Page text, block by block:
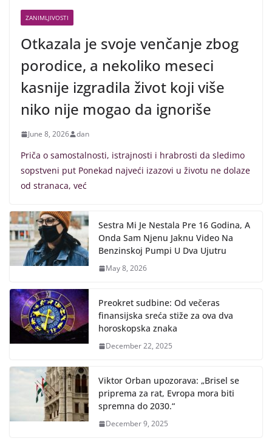
ZANIMLJIVOSTI
Otkazala je svoje venčanje zbog
porodice, a nekoliko meseci
kasnije izgradila život koji više
niko nije mogao da ignoriše
June 8, 2026 dan
Priča o samostalnosti, istrajnosti i hrabrosti da sledimo
sopstveni put Ponekad najveći izazovi u životu ne dolaze
od stranaca, već
Sestra Mi Je Nestala Pre 16 Godina, A
Onda Sam Njenu Jaknu Video Na
Benzinskoj Pumpi U Dva Ujutru
May 8, 2026
Preokret sudbine: Od večeras
finansijska sreća stiže za ova dva
horoskopska znaka
December 22, 2025
Viktor Orban upozorava: „Brisel se
priprema za rat, Evropa mora biti
spremna do 2030.“
December 9, 2025